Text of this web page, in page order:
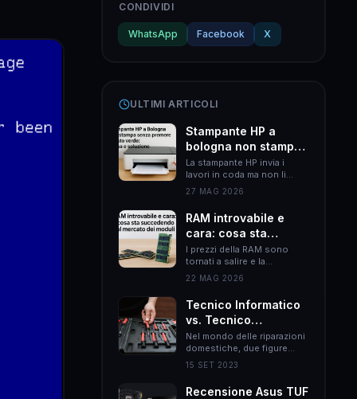
CONDIVIDI
WhatsApp Facebook X
ULTIMI ARTICOLI
Stampante HP a
bologna non stampa
senza premere il
tasto verde: causa e
soluzione
La stampante HP invia i
lavori in coda ma non li
esegue finché non premi il
quasi sempre HP Smart.
Ecco come risolverlo
definitivamente.
27 MAG 2026
RAM introvabile e
cara: cosa sta
succedendo al
mercato dei moduli
I prezzi della RAM sono
tornati a salire e la
disponibilità si è ridotta.
muoversi per non spendere
il doppio.
22 MAG 2026
Tecnico Informatico
vs. Tecnico
Elettrodomestici:
Differenze Chiave
nel Mondo delle
Domestiche
Nel mondo delle riparazioni
domestiche, due figure
professionali emergono
campo: il tecnico
informatico e il tecnico
15 SET 2023
Recensione Asus TUF